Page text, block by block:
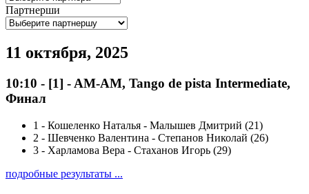
Партнерши
11 октября, 2025
10:10 - [1] - AM-AM, Tango de pista Intermediate,
Финал
1 - Кошеленко Наталья - Малышев Дмитрий (21)
2 - Шевченко Валентина - Степанов Николай (26)
3 - Харламова Вера - Стаханов Игорь (29)
подробные результаты ...